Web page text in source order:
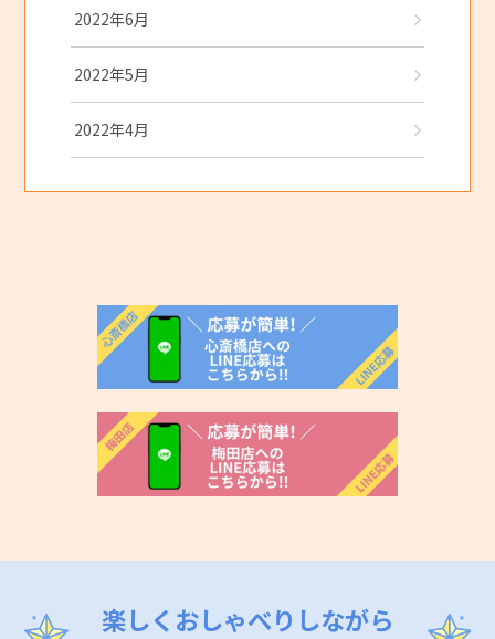
2022年6月
2022年5月
2022年4月
楽しくおしゃべりしながら